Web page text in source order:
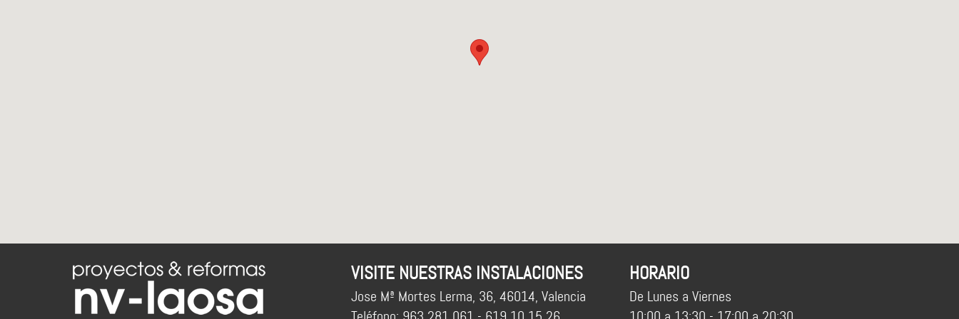
VISITE NUESTRAS INSTALACIONES
Jose Mª Mortes Lerma, 36, 46014, Valencia
HORARIO
De Lunes a Viernes